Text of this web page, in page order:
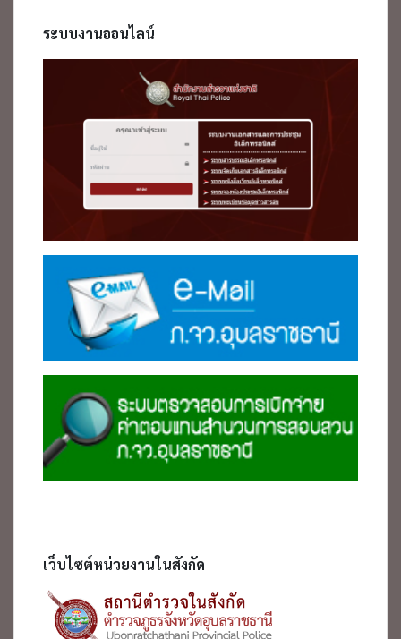
ระบบงานออนไลน์
เว็บไซต์หน่วยงานในสังกัด